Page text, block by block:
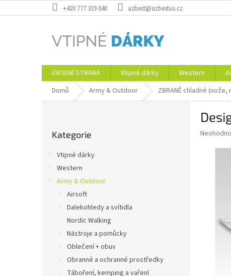
na
+420 777 319 040 azbest@azbestus.cz
ÚVODNÍ STRANA Vtipné dárky Western
Domů
Army & Outdoor ZBRANĚ chladné
kategorie
Kategorie
Vtipné dárky
Western
Army & Outdoor
Airsoft
Dalekohledy a svítidla
Nordic Walking
Nástroje a pomůcky
Oblečení + obuv
Obranné a ochranné prostředky
Táboření, kemping a vaření
Průměrné